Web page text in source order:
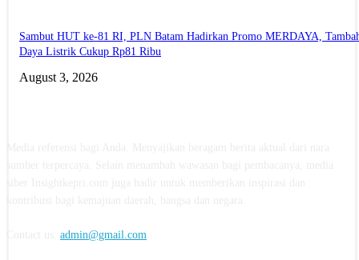
Sambut HUT ke-81 RI, PLN Batam Hadirkan Promo MERDAYA,
Daya Listrik Cukup Rp81 Ribu
August 3, 2026
admin@gmail.com